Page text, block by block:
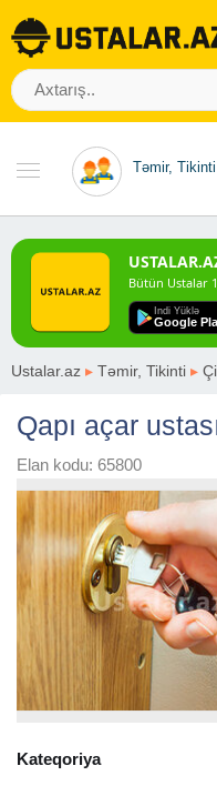
Təmir, Tikinti
Bütün Ustalar
Indi Yüklə
Google
Ustalar.az ▸ Təmir, Tikinti ▸
Qapı açar
Elan kodu: 65800
Kateqoriya